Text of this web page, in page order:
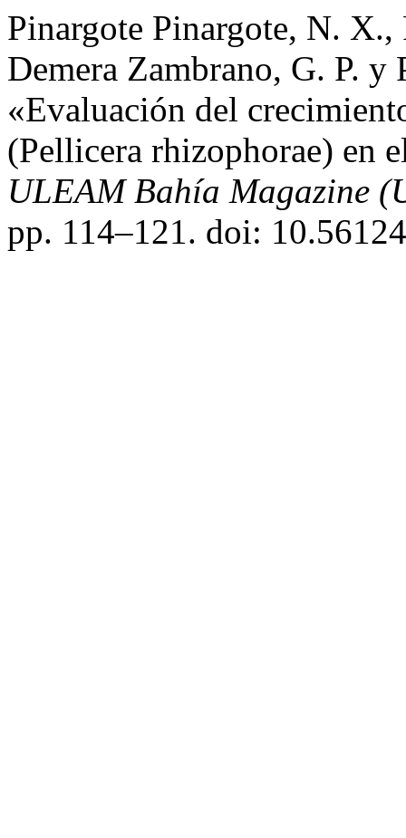
Pinargote Pinargote, N.
Demera Zambrano, G. P.
«Evaluación del
(Pellicera rhizophorae) en
ULEAM Bahía Magazine
pp. 114–121. doi: